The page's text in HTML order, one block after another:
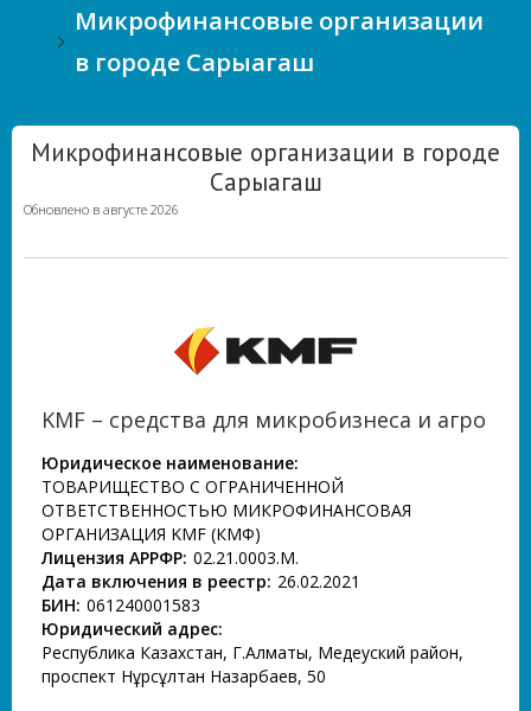
Микрофинансовые организации
в городе Сарыагаш
Микрофинансовые организации в городе
Сарыагаш
Обновлено в августе 2026
KMF – средства для микробизнеса и агро
Юридическое наименование:
ТОВАРИЩЕСТВО С ОГРАНИЧЕННОЙ
ОТВЕТСТВЕННОСТЬЮ МИКРОФИНАНСОВАЯ
ОРГАНИЗАЦИЯ KMF (КМФ)
Лицензия АРРФР: 02.21.0003.М.
Дата включения в реестр: 26.02.2021
БИН: 061240001583
Юридический адрес:
Республика Казахстан, Г.Алматы, Медеуский район,
проспект Нұрсұлтан Назарбаев, 50